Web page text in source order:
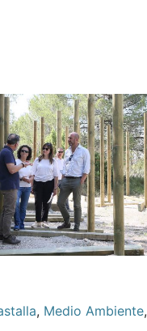
, Medio Ambiente,